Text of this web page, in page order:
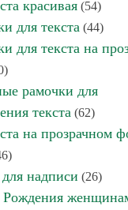
красивая(54)
для текста (44)
для текста на
рамочки для
текста (62)
на прозрачном
надписи (26)